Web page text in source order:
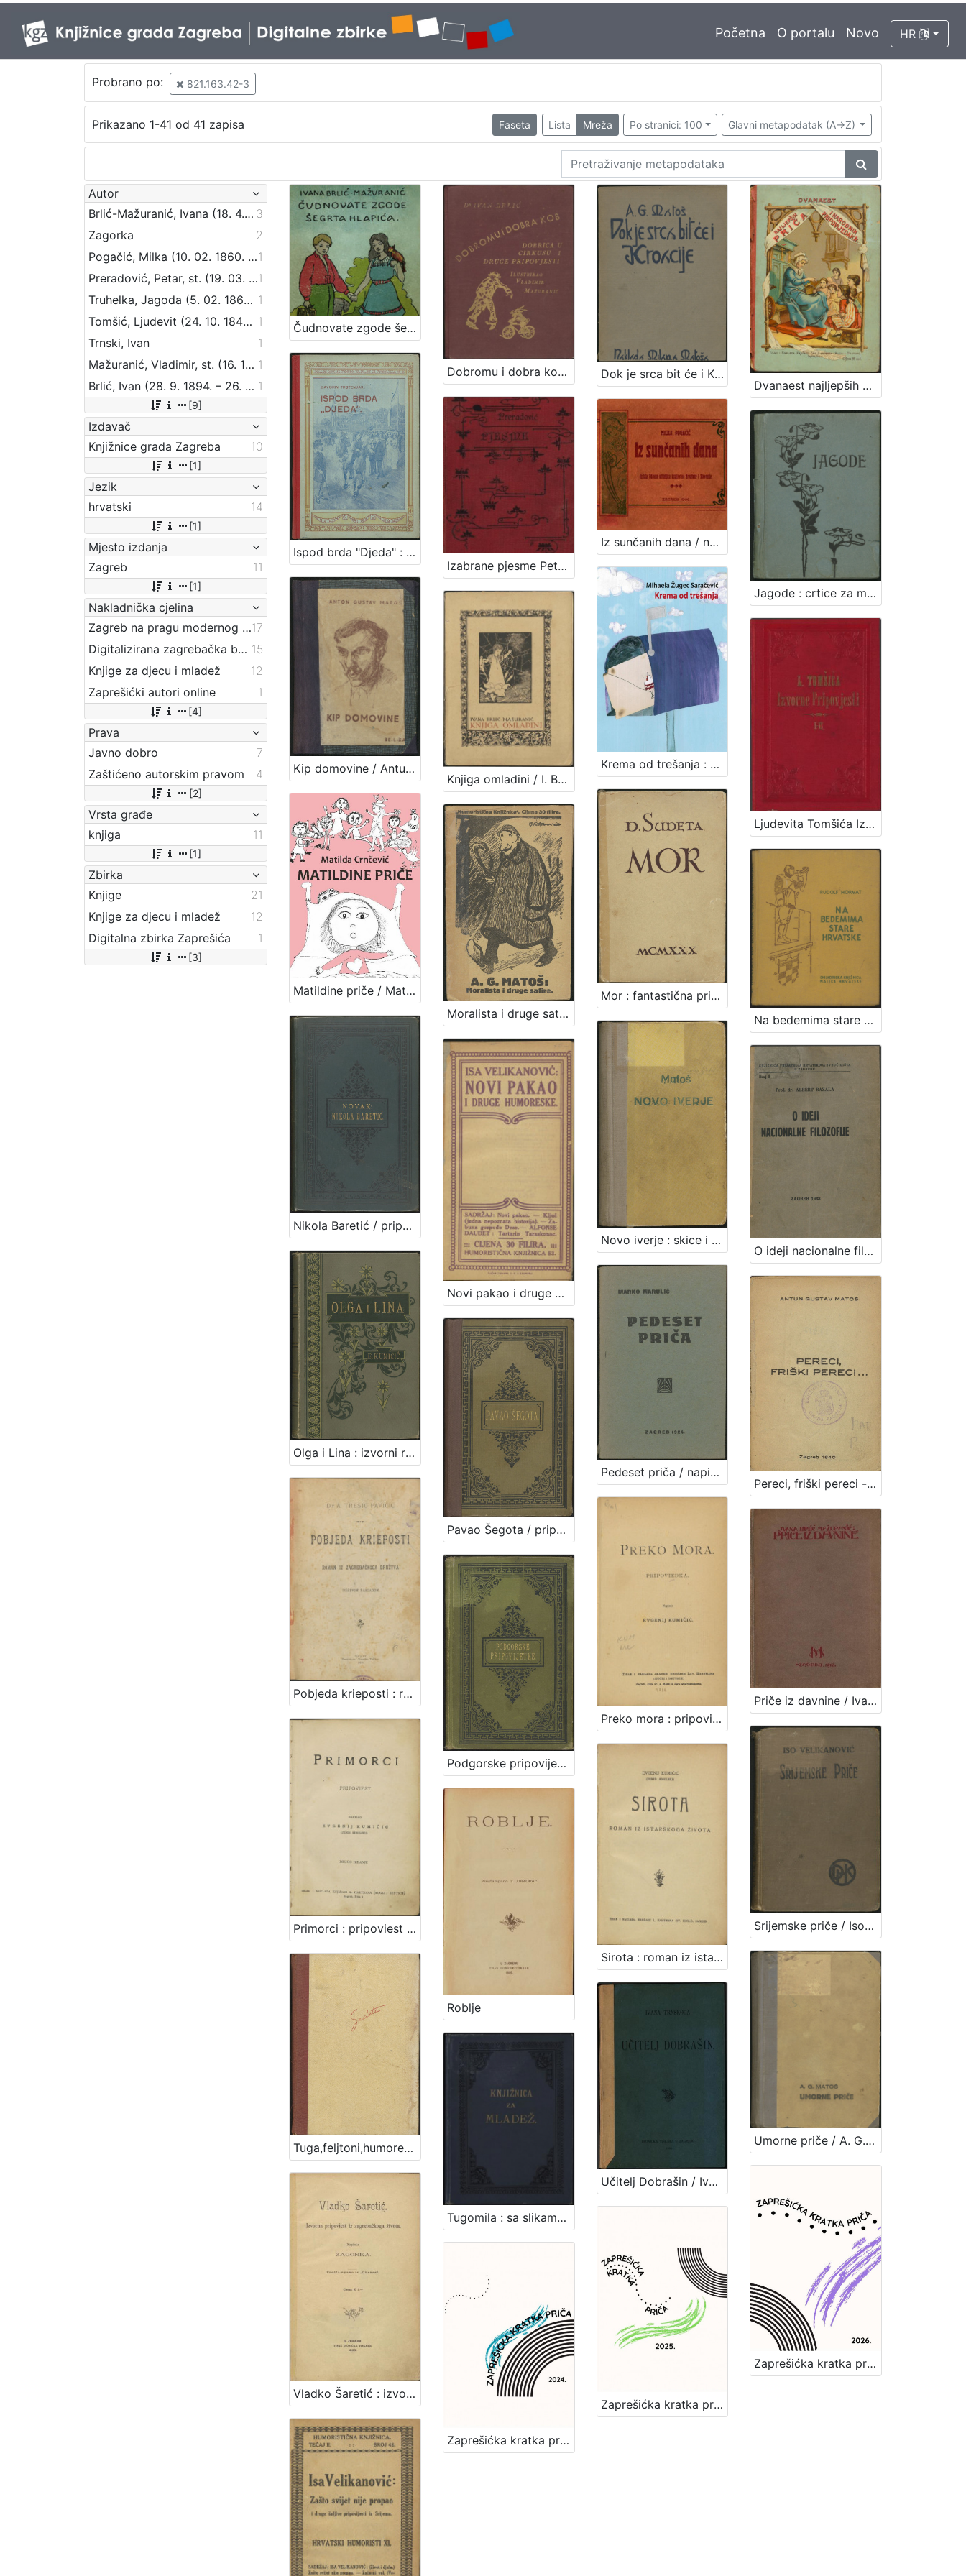
Početna O portalu Novo HR
Probrano po: 821.163.42-3
Prikazano 1-41 od 41 zapisa Faseta Lista Mreža Po stranici: 100 Glavni metapodatak (A->Z)
Autor
Brlić-Mažuranić, Ivana (18. 4. 1874. – 21. 9. 1938.) 3
Zagorka
2
Pogačić, Milka (10. 02. 1860. – 11. 04. 1936.)1
Preradović, Petar, st. (19. 03. 1818 – 18. 08. 1872)1
Truhelka, Jagoda (5. 02. 1864. – 17. 12. 1957.) 1
Tomšić, Ljudevit (24. 10. 1843 – 24. 04. 1902) 1
Trnski, Ivan
1
Mažuranić, Vladimir, st. (16. 10. 1845. – 17. 01. 1928.) 1
Brlić, Ivan (28. 9. 1894. – 26. 4. 1977.) 1
[9]
Izdavač
Knjižnice grada Zagreba
10
[1]
Jezik
hrvatski
14
[1]
Mjesto izdanja
Zagreb
11
[1]
Nakladnička cjelina
Zagreb na pragu modernog doba17
Digitalizirana zagrebačka baština 15
Knjige za djecu i mladež
12
Zaprešićki autori online
1
[4]
Prava
Javno dobro
7
Zaštićeno autorskim pravom
4
[2]
Vrsta građe
knjiga
11
[1]
Zbirka
Knjige
21
Knjige za djecu i mladež
12
Digitalna zbirka Zaprešića
1
[3]
Čudnovate zgode šegrta Hlapića : pripovijest za djecu / napisala Ivana Brlić-Mažuranić ; sa slikama Naste Šenoa-Rojc
Dobromu i dobra kob / Ivan Brlić Dok je srca bit će i Kroacije / A. G. Matoš
Dvanaest najljepših priča i narodnih pripovijedaka
Ispod brda "Djeda" : crtice za mladež / napisao Davorin Trstenjak
Izabrane pjesme Petra Preradovića / dozvolom pokojnikove obitelji odabrao pjesme i životopis priredio Franjo Bartuš
Iz sunčanih dana / napisala Milka Pogačić
Jagode : crtice za mladež / napisao Davorin Trstenjak
Kip domovine / Antun Gustav Matoš
Knjiga omladini / I. Brlić-Mažuranić
Krema od trešanja : priče za dušu za male i velike / Mihaela Žugec Saračević
Ljudevita Tomšića Izabrane izvorne pripovijesti hrvatskoj mladeži / Ljudevit Tomšić
Matildine priče / Matilda Crnčević ; [priredila Sandra Crnčević ; pogovor Ivanka Tomić ; ilustracije Lucia Sabljić, Matilda Crnčević]
Moralista i druge satire / A. G. Matoš
Mor : fantastična pripovijest / Đuro Sudeta
Na bedemima stare Hrvatske / Rudolf Horvat ;
Nikola Baretić / pripovieda Vjenceslav Novak
Novi pakao i druge humoreske / Isa Velikanović
Novo iverje : skice i sličice / A. G. Matoš
O ideji nacionalne filozofije / Albert Bazala
Olga i Lina : izvorni roman / napisao Jenio Sisolski (Evgenij Kumičić)
Pavao Šegota / pripovijeda Vjenceslav Novak
Pedeset priča / napisao Marko Marulić ; o 400-godišnjici njegove smrti s latinskoga preveo Milan Pavelić
Pereci, friški pereci --- / Antun Gustav Matoš
Pobjeda krieposti : roman iz zagrebačkoga družtva / A. Tresić Pavičić
Podgorske pripovijetke / pripovijeda Vjenceslav Novak
Preko mora : pripoviedka / napisao Evgenij Kumičić
Priče iz davnine / Ivana Brlić Mažuranić ; [ilustrovao Petar Orlić]
Primorci : pripoviest / napisao Evgenij Kumičić (Jenio Sisolski)
Roblje
Sirota : roman iz istarskog života / Evgenij Kumičić (Jenio Sisolski)
Srijemske priče / Iso Velikanović
Tuga,feljtoni,humoreske,intimni Sudeta
Tugomila : sa slikama / napisala Jagoda Truhelka
Učitelj Dobrašin / Ivana Trnskoga
Umorne priče / A. G. Matoš
Vladko Šaretić : izvorna pripoviest iz zagrebačkoga života / napisala Zagorka
Zaprešićka kratka priča 2024. : nagrađene i pohvaljene priče
Zaprešićka kratka priča 2025. : nagrađene i pohvaljene priče
Zaprešićka kratka priča 2026. : nagrađene i pohvaljene priče